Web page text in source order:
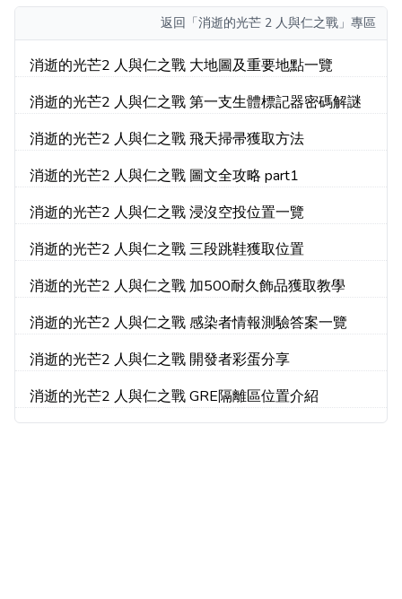
返回 「消逝的光芒 2 人與仁之戰」專區
消逝的光芒2 人與仁之戰 大地圖及重要地點一覽
消逝的光芒2 人與仁之戰 第一支生體標記器密碼解謎
消逝的光芒2 人與仁之戰 飛天掃帚獲取方法
消逝的光芒2 人與仁之戰 圖文全攻略 part1
消逝的光芒2 人與仁之戰 浸沒空投位置一覽
消逝的光芒2 人與仁之戰 三段跳鞋獲取位置
消逝的光芒2 人與仁之戰 加500耐久飾品獲取教學
消逝的光芒2 人與仁之戰 感染者情報測驗答案一覽
消逝的光芒2 人與仁之戰 開發者彩蛋分享
消逝的光芒2 人與仁之戰 GRE隔離區位置介紹